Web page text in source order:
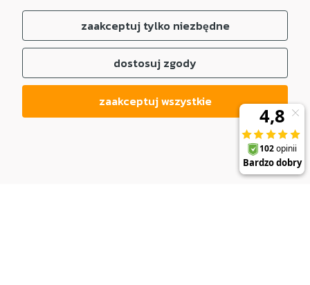
zaakceptuj tylko niezbędne
dostosuj zgody
zaakceptuj wszystkie